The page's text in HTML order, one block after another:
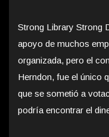
Strong Library Strong
apoyo de muchos
organizada, pero el
Herndon, fue el único
que se sometió a
podría encontrar el